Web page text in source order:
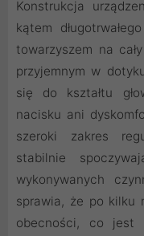
Konstrukcja
kątem
towarzyszem na
przyjemnym w
się do kształtu
nacisku ani
szeroki zakres
stabilnie
wykonywanych
sprawia, że po kilku
obecności, co jest